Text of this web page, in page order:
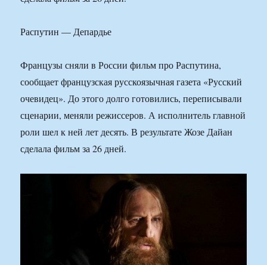
Распутин — Депардье
Французы сняли в России фильм про Распутина,
сообщает французская русскоязычная газета «Русский
очевидец». До этого долго готовились, переписывали
сценарии, меняли режиссеров. А исполнитель главной
роли шел к ней лет десять. В результате Жозе Дайан
сделала фильм за 26 дней.